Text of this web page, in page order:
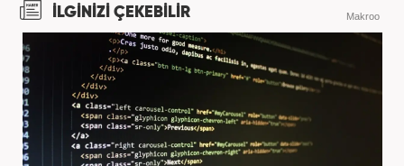
İLGİNİZİ ÇEKEBİLİR Makroo